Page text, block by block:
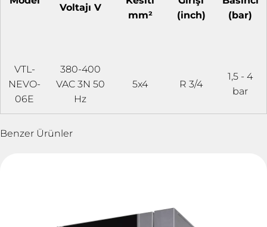
Voltajı V
mm²
(inch)
(bar)
VTL-
NEVO-
06E
380-400
VAC 3N 50
Hz
5x4 R 3/4
1,5 - 4
bar
Benzer Ürünler